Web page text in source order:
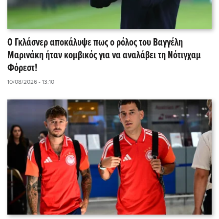
Ο Γκλάσνερ αποκάλυψε πως ο ρόλος του Βαγγέλη
Μαρινάκη ήταν κομβικός για να αναλάβει τη Νότιγχαμ
Φόρεστ!
10/08/2026 - 13:10